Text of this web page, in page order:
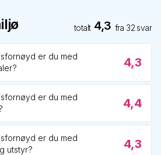
totalt 4,3 fra 32 svar
er du med
4,3
er du med
4,4
er du med
utstyr?
4,3